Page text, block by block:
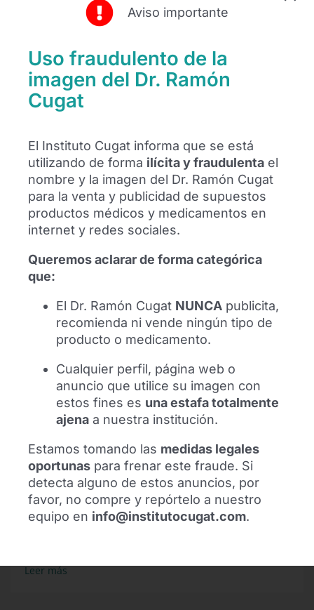
Kostiantyn Vivcharenko se somete a una
artroscopia de rodilla en Barcelona
artroscopia de rodilla en Barcelona
realizada por el Dr. Ramón Cugat tras su
lesión con el FC Dynamo Kyiv.
Leer más
El futbolista Alexis Sánchez se
reencuentra con el Dr. Ramón Cugat en
Barcelona
El futbolista Alexis Sánchez se ha
reencontrado con el Dr. Ramón Cugat en
Barcelona para mostrar su agradecimiento
al equipo médico tras años de seguimiento
Leer más
Aviso importante
Uso fraudulento de la
imagen del Dr. Ramón
Cugat
El Instituto Cugat informa que se está
utilizando de forma ilícita y fraudulenta el
nombre y la imagen del Dr. Ramón Cugat
para la venta y publicidad de supuestos
productos médicos y medicamentos en
internet y redes sociales.
Queremos aclarar de forma categórica
que:
El Dr. Ramón Cugat NUNCA publicita,
recomienda ni vende ningún tipo de
producto o medicamento.
Cualquier perfil, página web o
anuncio que utilice su imagen con
estos fines es una estafa totalmente
ajena a nuestra institución.
Estamos tomando las medidas legales
oportunas para frenar este fraude. Si
detecta alguno de estos anuncios, por
favor, no compre y repórtelo a nuestro
equipo en info@institutocugat.com.